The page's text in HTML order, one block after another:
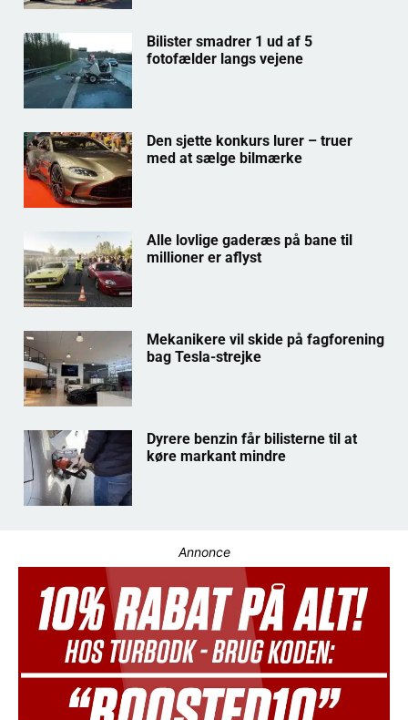
Bilister smadrer 1 ud af 5
fotofælder langs vejene
Den sjette konkurs lurer – truer
med at sælge bilmærke
Alle lovlige gaderæs på bane til
millioner er aflyst
Mekanikere vil skide på fagforening
bag Tesla-strejke
Dyrere benzin får bilisterne til at
køre markant mindre
Annonce